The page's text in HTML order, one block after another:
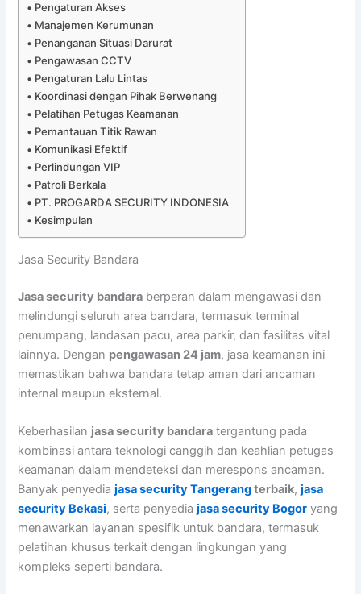
Pengaturan Akses
Manajemen Kerumunan
Penanganan Situasi Darurat
Pengawasan CCTV
Pengaturan Lalu Lintas
Koordinasi dengan Pihak Berwenang
Pelatihan Petugas Keamanan
Pemantauan Titik Rawan
Komunikasi Efektif
Perlindungan VIP
Patroli Berkala
PT. PROGARDA SECURITY INDONESIA
Kesimpulan
Jasa Security Bandara
Jasa security bandara berperan dalam mengawasi dan
melindungi seluruh area bandara, termasuk terminal
penumpang, landasan pacu, area parkir, dan fasilitas vital
lainnya. Dengan pengawasan 24 jam, jasa keamanan ini
memastikan bahwa bandara tetap aman dari ancaman
internal maupun eksternal.
Keberhasilan jasa security bandara tergantung pada
kombinasi antara teknologi canggih dan keahlian petugas
keamanan dalam mendeteksi dan merespons ancaman.
Banyak penyediajasa security Tangerangterbaik,jasa
security Bekasi, serta penyediajasa security Bogor yang
menawarkan layanan spesifik untuk bandara, termasuk
pelatihan khusus terkait dengan lingkungan yang
kompleks seperti bandara.